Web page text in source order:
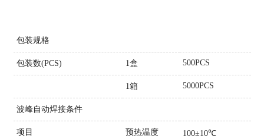
包装规格
包装数(PCS) 1盒 500PCS
1箱 5000PCS
波峰自动焊接条件
项目 预热温度 100±10℃